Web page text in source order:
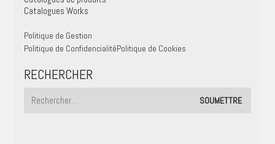
Catalogues Works
Politique de Gestion
Politique de ConfidencialitéPolitique de Cookies
RECHERCHER